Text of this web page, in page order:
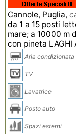
Cannole, Puglia,
da 1 a 15 posti
mare; a 10000 m
con pineta LAGHI
Aria condizionata
TV
Lavatrice
Posto auto
Spazi esterni